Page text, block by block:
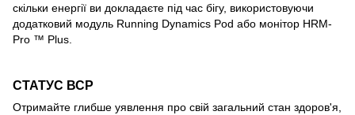
скільки енергії ви докладаєте під час бігу, використовуючи
додатковий модуль Running Dynamics Pod або монітор HRM-
Pro ™ Plus.
СТАТУС ВСР
Отримайте глибше уявлення про свій загальний стан здоров'я,